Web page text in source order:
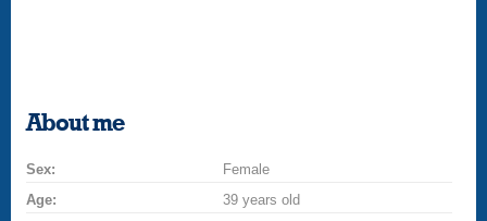
About me
Sex:
Female
Age:
39 years old